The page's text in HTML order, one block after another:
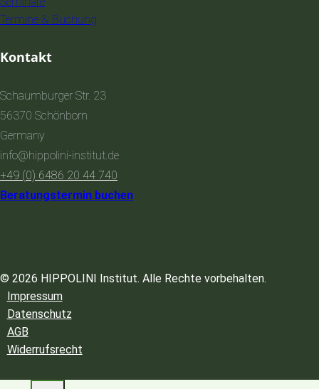
Termine & Buchung
Kontakt
Schaumburger Str. 23
56370 Schönborn
Germany
info@hippolini-institut.de
+49 (0) 6486 20 44 740
Beratungstermin buchen
© 2026 HIPPOLINI Institut. Alle Rechte vorbehalten.
Impressum
Datenschutz
AGB
Widerrufsrecht